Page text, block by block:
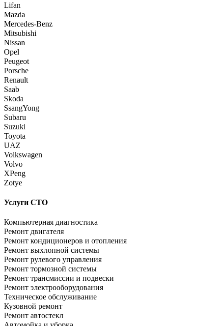
Lifan
Mazda
Mercedes-Benz
Mitsubishi
Nissan
Opel
Peugeot
Porsche
Renault
Saab
Skoda
SsangYong
Subaru
Suzuki
Toyota
UAZ
Volkswagen
Volvo
XPeng
Zotye
Услуги СТО
Компьютерная диагностика
Ремонт двигателя
Ремонт кондиционеров и отопления
Ремонт выхлопной системы
Ремонт рулевого управления
Ремонт тормозной системы
Ремонт трансмиссии и подвески
Ремонт электрооборудования
Техническое обслуживание
Кузовной ремонт
Ремонт автостекл